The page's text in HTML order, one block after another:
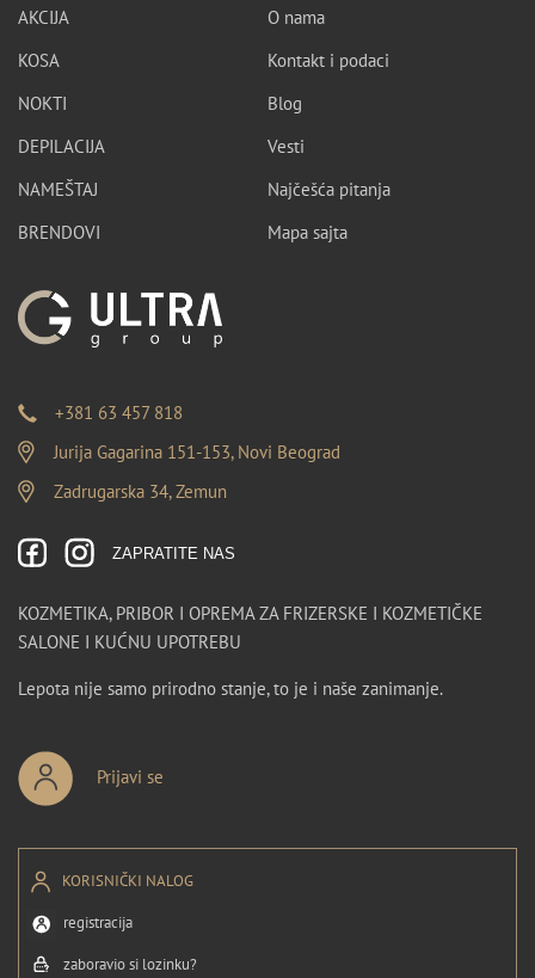
AKCIJA
KOSA
NOKTI
DEPILACIJA
NAMEŠTAJ
BRENDOVI
O nama
Kontakt i podaci
Blog
Vesti
Najčešća pitanja
Mapa sajta
+381 63 457 818
Jurija Gagarina 151-153, Novi Beograd
Zadrugarska 34, Zemun
ZAPRATITE NAS
KOZMETIKA, PRIBOR I OPREMA ZA FRIZERSKE I KOZMETIČKE
SALONE I KUĆNU UPOTREBU
Lepota nije samo prirodno stanje, to je i naše zanimanje.
Prijavi se
KORISNIČKI NALOG
registracija
zaboravio si lozinku?